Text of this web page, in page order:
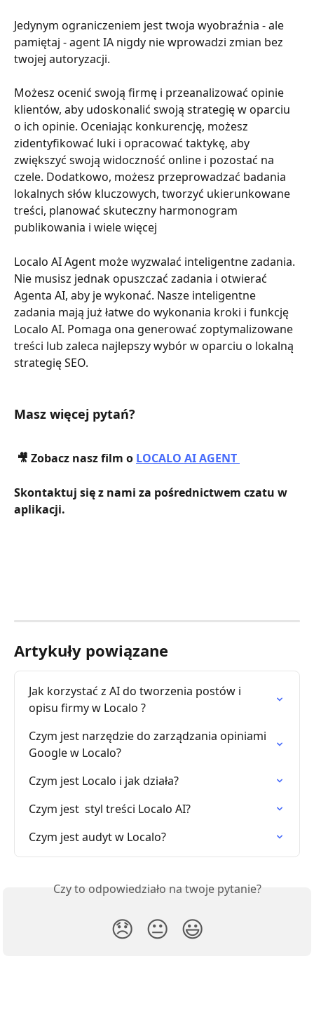
Jedynym ograniczeniem jest twoja wyobraźnia - ale
pamiętaj - agent IA nigdy nie wprowadzi zmian bez
twojej autoryzacji.
Możesz ocenić swoją firmę i przeanalizować opinie
klientów, aby udoskonalić swoją strategię w oparciu
o ich opinie. Oceniając konkurencję, możesz
zidentyfikować luki i opracować taktykę, aby
zwiększyć swoją widoczność online i pozostać na
czele. Dodatkowo, możesz przeprowadzać badania
lokalnych słów kluczowych, tworzyć ukierunkowane
treści, planować skuteczny harmonogram
publikowania i wiele więcej
Localo AI Agent może wyzwalać inteligentne zadania.
Nie musisz jednak opuszczać zadania i otwierać
Agenta AI, aby je wykonać. Nasze inteligentne
zadania mają już łatwe do wykonania kroki i funkcję
Localo AI. Pomaga ona generować zoptymalizowane
treści lub zaleca najlepszy wybór w oparciu o lokalną
strategię SEO.
Masz więcej pytań?
🎥 Zobacz nasz film o LOCALO AI AGENT
Skontaktuj się z nami za pośrednictwem czatu w
aplikacji.
Artykuły powiązane
Jak korzystać z AI do tworzenia postów i
opisu firmy w Localo ?
Czym jest narzędzie do zarządzania opiniami
Google w Localo?
Czym jest Localo i jak działa?
Czym jest  styl treści Localo AI?
Czym jest audyt w Localo?
Czy to odpowiedziało na twoje pytanie?
😞 😐 😃